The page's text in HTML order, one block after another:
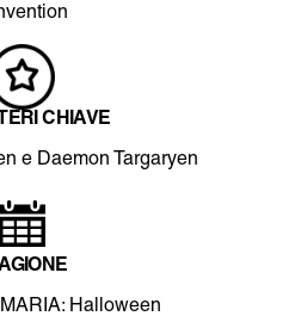
CHIAVE
e Daemon Targaryen
Halloween